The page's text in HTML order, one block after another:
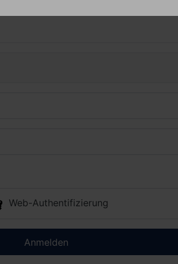
Web-Authentifizierung
Anmelden